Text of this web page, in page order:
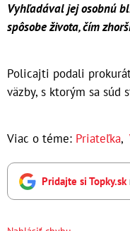
Vyhľadával jej osobnú
spôsobe života, čím
Policajti podali
väzby, s ktorým sa súd
Viac o téme: Priateľka,
Pridajte si Topky.sk